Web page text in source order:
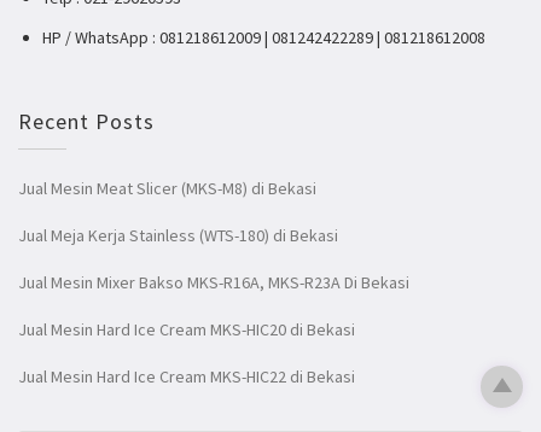
HP / WhatsApp : 081218612009 | 081242422289 | 081218612008
Recent Posts
Jual Mesin Meat Slicer (MKS-M8) di Bekasi
Jual Meja Kerja Stainless (WTS-180) di Bekasi
Jual Mesin Mixer Bakso MKS-R16A, MKS-R23A Di Bekasi
Jual Mesin Hard Ice Cream MKS-HIC20 di Bekasi
Jual Mesin Hard Ice Cream MKS-HIC22 di Bekasi